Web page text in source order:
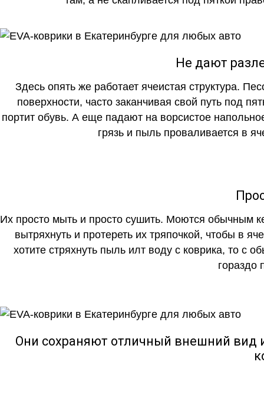
Не дают
Здесь опять же работает ячеистая структура.
поверхности, часто заканчивая свой путь под
портит обувь. А еще падают на ворсистое
грязь и пыль проваливается в
Их просто мыть и просто сушить. Моются обычным
вытряхнуть и протереть их тряпочкой, чтобы в
хотите стряхнуть пыль илт воду с коврика, то с
гораздо
Они сохраняют отличный внешний вид